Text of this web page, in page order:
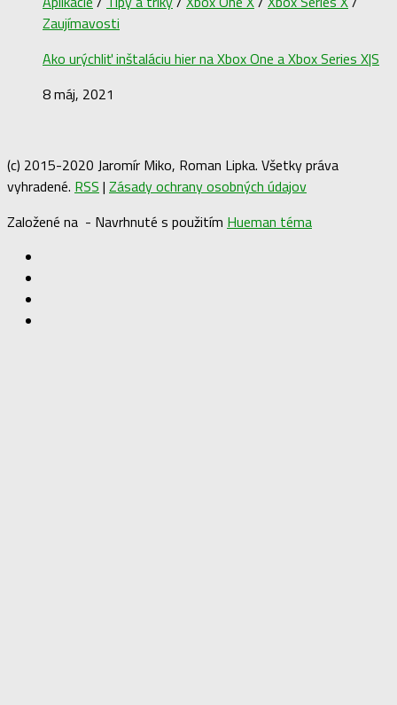
Zaujímavosti
Ako urýchliť inštaláciu hier na Xbox One a Xbox Series X|S
8 máj, 2021
(c) 2015-2020 Jaromír Miko, Roman Lipka. Všetky práva
vyhradené. RSS | Zásady ochrany osobných údajov
Založené na - Navrhnuté s použitím Hueman téma